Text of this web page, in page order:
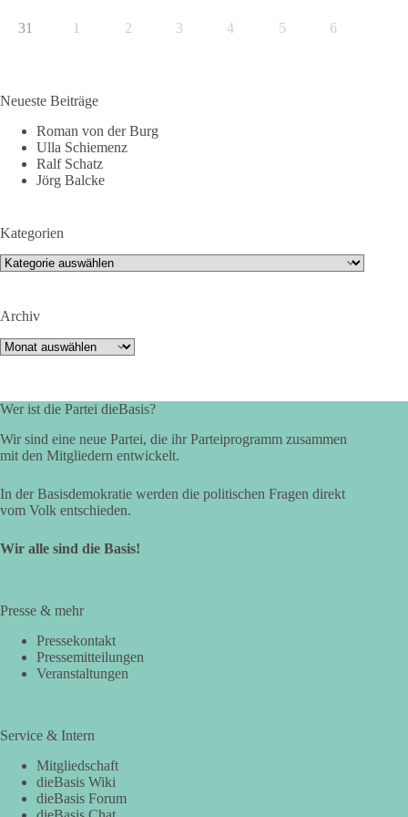
31 1 2 3 4 5 6
Neueste Beiträge
Roman von der Burg
Ulla Schiemenz
Ralf Schatz
Jörg Balcke
Kategorien
Kategorien
Archiv
Archiv
Wer ist die Partei dieBasis?
Wir sind eine neue Partei, die ihr Parteiprogramm zusammen
mit den Mitgliedern entwickelt.
In der Basisdemokratie werden die politischen Fragen direkt
vom Volk entschieden.
Wir alle sind die Basis!
Presse & mehr
Pressekontakt
Pressemitteilungen
Veranstaltungen
Service & Intern
Mitgliedschaft
dieBasis Wiki
dieBasis Forum